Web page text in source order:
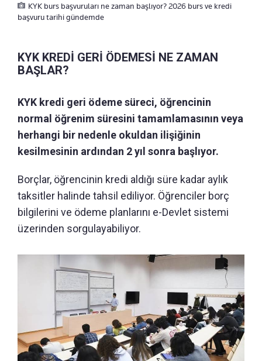
KYK burs başvuruları ne zaman başlıyor? 2026 burs ve kredi
başvuru tarihi gündemde
KYK KREDİ GERİ ÖDEMESİ NE ZAMAN
BAŞLAR?
KYK kredi geri ödeme süreci, öğrencinin
normal öğrenim süresini tamamlamasının veya
herhangi bir nedenle okuldan ilişiğinin
kesilmesinin ardından 2 yıl sonra başlıyor.
Borçlar, öğrencinin kredi aldığı süre kadar aylık
taksitler halinde tahsil ediliyor. Öğrenciler borç
bilgilerini ve ödeme planlarını e-Devlet sistemi
üzerinden sorgulayabiliyor.